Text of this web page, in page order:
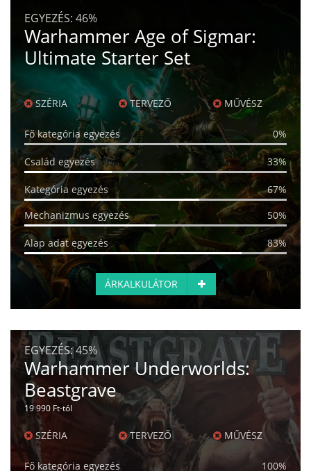
EGYEZÉS: 46%
Warhammer Age of Sigmar:
Ultimate Starter Set
SZÉRIA TERVEZŐ MŰVÉSZ
Fő kategória egyezés 0%
Család egyezés 33%
Kategória egyezés
67%
Mechanizmus egyezés
50%
Alap adat egyezés 83%
ÁRKALKULÁTOR
EGYEZÉS:45%
Warhammer Underworlds:
Beastgrave
19 990 Ft-tól
SZÉRIA TERVEZŐ MŰVÉSZ
Fő kategória egyezés 100%